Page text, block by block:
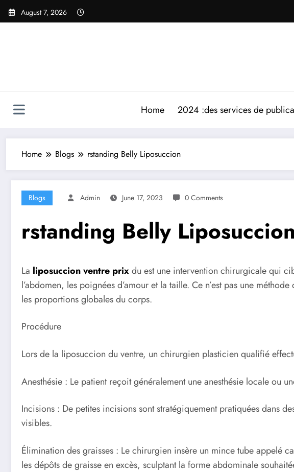
Skip
August 7, 2026
Home 2024 :des services de
Home Blogs rstanding Belly Liposuccion
Blogs Admin June 17, 2023 0 Comments
rstanding Belly Liposuccion
La liposuccion ventre prixdu est une intervention chirurgicale qui
l’abdomen, les poignées d’amour et la taille. Ce n’est pas une
les proportions globales du corps.
Procédure
Lors de la liposuccion du ventre, un chirurgien plasticien qualifié
Anesthésie : Le patient reçoit généralement une anesthésie locale ou
Incisions : De petites incisions sont stratégiquement pratiquées dans
visibles.
Élimination des graisses : Le chirurgien insère un mince tube appelé
les dépôts de graisse en excès, sculptant la forme abdominale